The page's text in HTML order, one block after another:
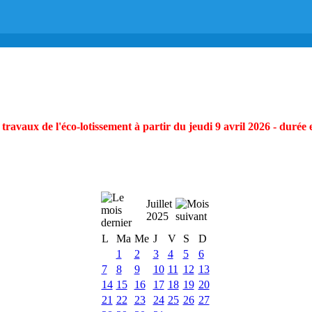
de l'éco-lotissement à partir du jeudi 9 avril 2026 - durée
Juillet
2025
L
Ma Me J V S
D
1
2 3 4 5
6
7
8 9 10 11 12 13
14 15 16 17 18 19 20
21 22 23 24 25 26 27